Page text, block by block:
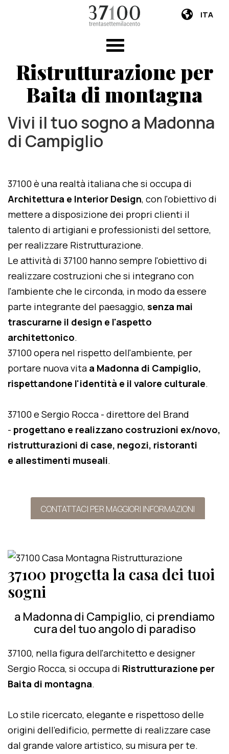
ITA
Ristrutturazione per
Baita di montagna
Vivi il tuo sogno a Madonna
di Campiglio
37100 è una realtà italiana che si occupa di
Architettura e Interior Design, con l'obiettivo di
mettere a disposizione dei propri clienti il
talento di artigiani e professionisti del settore,
per realizzare Ristrutturazione.
Le attività di 37100 hanno sempre l'obiettivo di
realizzare costruzioni che si integrano con
l'ambiente che le circonda, in modo da essere
parte integrante del paesaggio, senza mai
trascurarne il design e l'aspetto
architettonico.
37100 opera nel rispetto dell'ambiente, per
portare nuova vita a Madonna di Campiglio,
rispettandone l'identità e il valore culturale.
37100 e Sergio Rocca - direttore del Brand
- progettano e realizzano costruzioni ex/novo,
ristrutturazioni di case, negozi, ristoranti
e allestimenti museali.
CONTATTACI PER MAGGIORI INFORMAZIONI
37100 progetta la casa dei tuoi
sogni
a Madonna di Campiglio, ci prendiamo
cura del tuo angolo di paradiso
37100, nella figura dell'architetto e designer
Sergio Rocca, si occupa di Ristrutturazione per
Baita di montagna.
Lo stile ricercato, elegante e rispettoso delle
origini dell'edificio, permette di realizzare case
dal grande valore artistico, su misura per te.